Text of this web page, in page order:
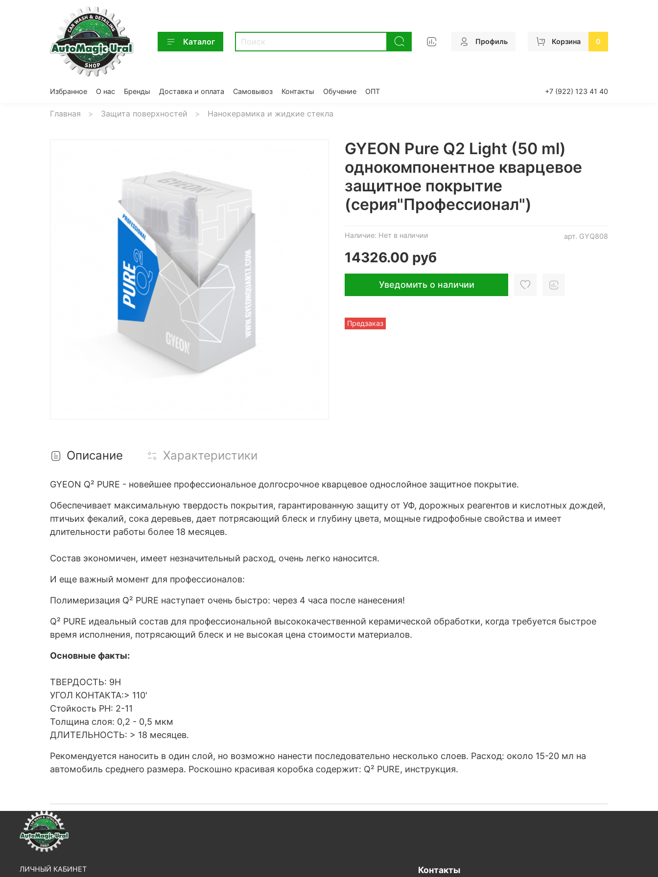
Каталог Профиль Корзина 0
Избранное О нас Бренды Доставка и оплата Самовывоз Контакты Обучение ОПТ +7 (922) 123 41 40
Главная Защита поверхностей Нанокерамика и жидкие стекла
арт. GYQ808
Наличие: Нет в наличии
Предзаказ
GYEON Pure Q2 Light (50 ml)
однокомпонентное кварцевое
защитное покрытие
(серия"Профессионал")
14326.00 руб
Уведомить о наличии
Описание Характеристики
GYEON Q² PURE - новейшее профессиональное долгосрочное кварцевое однослойное защитное покрытие.
Обеспечивает максимальную твердость покрытия, гарантированную защиту от УФ, дорожных реагентов и кислотных дождей,
птичьих фекалий, сока деревьев, дает потрясающий блеск и глубину цвета, мощные гидрофобные свойства и имеет
длительности работы более 18 месяцев.
Состав экономичен, имеет незначительный расход, очень легко наносится.
И еще важный момент для профессионалов:
Полимеризация Q² PURE наступает очень быстро: через 4 часа после нанесения!
Q² PURE идеальный состав для профессиональной высококачественной керамической обработки, когда требуется быстрое
время исполнения, потрясающий блеск и не высокая цена стоимости материалов.
Основные факты:
ТВЕРДОСТЬ: 9H
УГОЛ КОНТАКТА:> 110'
Стойкость PH: 2-11
Толщина слоя: 0,2 - 0,5 мкм
ДЛИТЕЛЬНОСТЬ: > 18 месяцев.
Рекомендуется наносить в один слой, но возможно нанести последовательно несколько слоев. Расход: около 15-20 мл на
автомобиль среднего размера. Роскошно красивая коробка содержит: Q² PURE, инструкция.
ЛИЧНЫЙ КАБИНЕТ Контакты